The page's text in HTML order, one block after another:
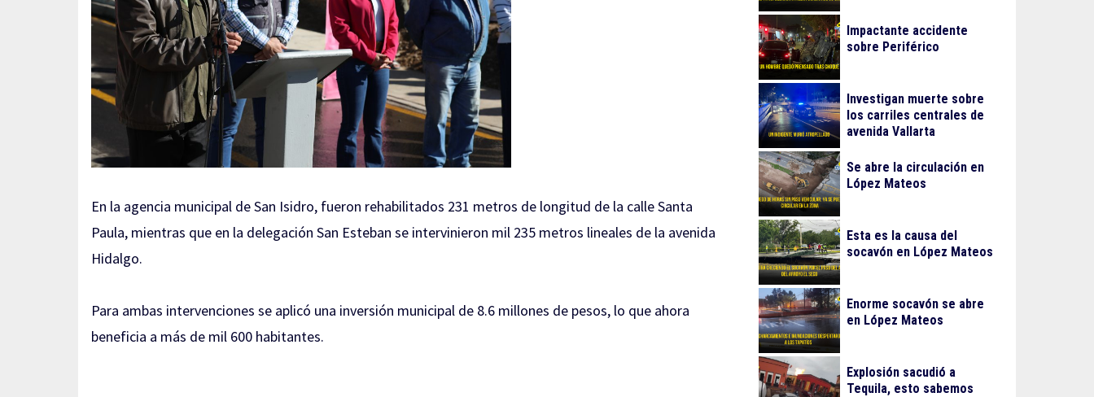
En la agencia municipal de San Isidro, fueron rehabilitados 231 metros de longitud de la calle Santa
Paula, mientras que en la delegación San Esteban se intervinieron mil 235 metros lineales de la avenida
Hidalgo.
Para ambas intervenciones se aplicó una inversión municipal de 8.6 millones de pesos, lo que ahora
beneficia a más de mil 600 habitantes.
Impactante accidente
sobre Periférico
Investigan muerte sobre
los carriles centrales de
avenida Vallarta
Se abre la circulación en
López Mateos
Esta es la causa del
socavón en López Mateos
Enorme socavón se abre
en López Mateos
Explosión sacudió a
Tequila, esto sabemos